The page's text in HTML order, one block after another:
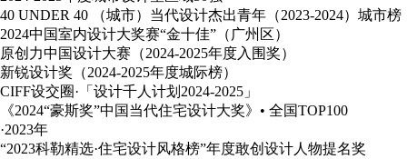
40 UNDER 40 （城市）当代设计杰出青年（2023-2024）城市榜
2024中国室内设计大奖赛“金十佳”（广州区）
原创力中国设计大赛（2024-2025年度入围奖）
新锐设计奖（2024-2025年度城际榜）
CIFF设交圈·「设计千人计划2024-2025」
《2024“豪斯奖”中国当代住宅设计大奖》• 全国TOP100
·2023年
“2023科勒精选·住宅设计风格榜”年度敢创设计人物提名奖